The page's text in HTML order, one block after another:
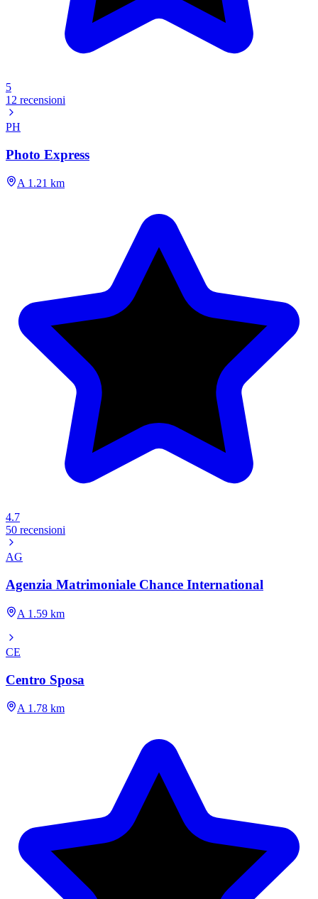
5
12 recensioni
PH
Photo Express
A 1.21 km
4.7
50 recensioni
AG
Agenzia Matrimoniale Chance International
A 1.59 km
CE
Centro Sposa
A 1.78 km